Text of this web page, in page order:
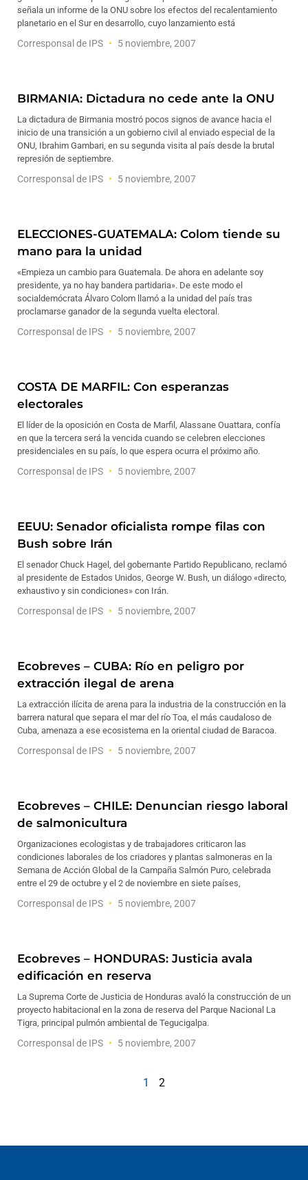
señala un informe de la ONU sobre los efectos del recalentamiento
planetario en el Sur en desarrollo, cuyo lanzamiento está
Corresponsal de IPS 5 noviembre, 2007
BIRMANIA: Dictadura no cede ante la ONU
La dictadura de Birmania mostró pocos signos de avance hacia el
inicio de una transición a un gobierno civil al enviado especial de la
ONU, Ibrahim Gambari, en su segunda visita al país desde la brutal
represión de septiembre.
Corresponsal de IPS 5 noviembre, 2007
ELECCIONES-GUATEMALA: Colom tiende su
mano para la unidad
«Empieza un cambio para Guatemala. De ahora en adelante soy
presidente, ya no hay bandera partidaria». De este modo el
socialdemócrata Álvaro Colom llamó a la unidad del país tras
proclamarse ganador de la segunda vuelta electoral.
Corresponsal de IPS 5 noviembre, 2007
COSTA DE MARFIL: Con esperanzas
electorales
El líder de la oposición en Costa de Marfil, Alassane Ouattara, confía
en que la tercera será la vencida cuando se celebren elecciones
presidenciales en su país, lo que espera ocurra el próximo año.
Corresponsal de IPS 5 noviembre, 2007
EEUU: Senador oficialista rompe filas con
Bush sobre Irán
El senador Chuck Hagel, del gobernante Partido Republicano, reclamó
al presidente de Estados Unidos, George W. Bush, un diálogo «directo,
exhaustivo y sin condiciones» con Irán.
Corresponsal de IPS 5 noviembre, 2007
Ecobreves – CUBA: Río en peligro por
extracción ilegal de arena
La extracción ilícita de arena para la industria de la construcción en la
barrera natural que separa el mar del río Toa, el más caudaloso de
Cuba, amenaza a ese ecosistema en la oriental ciudad de Baracoa.
Corresponsal de IPS 5 noviembre, 2007
Ecobreves – CHILE: Denuncian riesgo laboral
de salmonicultura
Organizaciones ecologistas y de trabajadores criticaron las
condiciones laborales de los criadores y plantas salmoneras en la
Semana de Acción Global de la Campaña Salmón Puro, celebrada
entre el 29 de octubre y el 2 de noviembre en siete países,
Corresponsal de IPS 5 noviembre, 2007
Ecobreves – HONDURAS: Justicia avala
edificación en reserva
La Suprema Corte de Justicia de Honduras avaló la construcción de un
proyecto habitacional en la zona de reserva del Parque Nacional La
Tigra, principal pulmón ambiental de Tegucigalpa.
Corresponsal de IPS 5 noviembre, 2007
1 2